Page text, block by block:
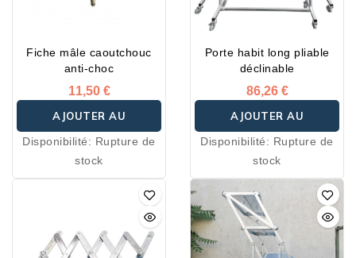
Fiche mâle caoutchouc
anti-choc
11,50 €
AJOUTER AU
PANIER
Disponibilité: Rupture de
stock
Porte habit long pliable
déclinable
86,26 €
AJOUTER AU
PANIER
Disponibilité: Rupture de
stock